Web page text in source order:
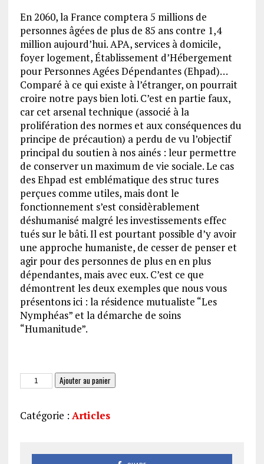
En 2060, la France comptera 5 millions de
personnes âgées de plus de 85 ans contre 1,4
million aujourd’hui. APA, services à domicile,
foyer logement, Établissement d’Hébergement
pour Personnes Agées Dépendantes (Ehpad)…
Comparé à ce qui existe à l’étranger, on pourrait
croire notre pays bien loti. C’est en partie faux,
car cet arsenal technique (associé à la
prolifération des normes et aux conséquences du
principe de précaution) a perdu de vu l’objectif
principal du soutien à nos ainés : leur permettre
de conserver un maximum de vie sociale. Le cas
des Ehpad est emblématique des struc tures
perçues comme utiles, mais dont le
fonctionnement s’est considèrablement
déshumanisé malgré les investissements effec
tués sur le bâti. Il est pourtant possible d’y avoir
une approche humaniste, de cesser de penser et
agir pour des personnes de plus en en plus
dépendantes, mais avec eux. C’est ce que
démontrent les deux exemples que nous vous
présentons ici : la résidence mutualiste “Les
Nymphéas” et la démarche de soins
“Humanitude”.
quantité
de
Made
Ajouter au panier
Catégorie : Articles